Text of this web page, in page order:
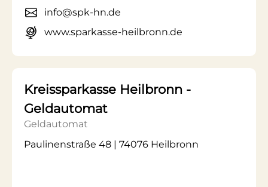
info@spk-hn.de
www.sparkasse-heilbronn.de
Kreissparkasse Heilbronn -
Geldautomat
Geldautomat
Paulinenstraße 48 | 74076 Heilbronn